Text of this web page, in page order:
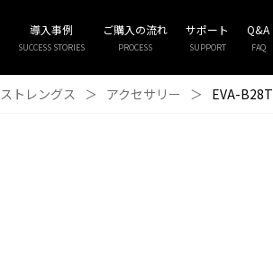
導入事例
SUCCESS STORIES
ご購入の流れ
PROCESS
サポート
SUPPORT
Q&A
FAQ
ストレングス ＞ アクセサリー ＞ EVA-B28T